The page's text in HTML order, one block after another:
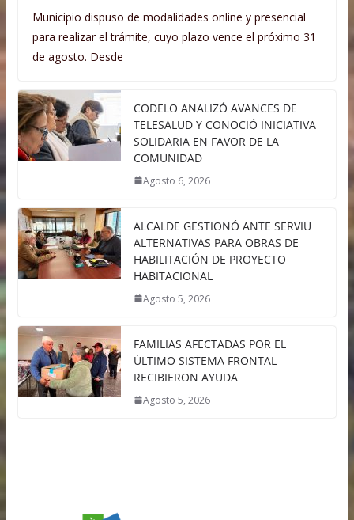
Municipio dispuso de modalidades online y presencial
para realizar el trámite, cuyo plazo vence el próximo 31
de agosto. Desde
CODELO ANALIZÓ AVANCES DE
TELESALUD Y CONOCIÓ INICIATIVA
SOLIDARIA EN FAVOR DE LA
COMUNIDAD
Agosto 6, 2026
ALCALDE GESTIONÓ ANTE SERVIU
ALTERNATIVAS PARA OBRAS DE
HABILITACIÓN DE PROYECTO
HABITACIONAL
Agosto 5, 2026
FAMILIAS AFECTADAS POR EL
ÚLTIMO SISTEMA FRONTAL
RECIBIERON AYUDA
Agosto 5, 2026